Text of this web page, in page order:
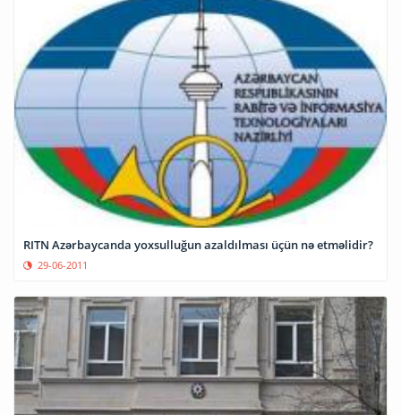
RITN Azərbaycanda yoxsulluğun azaldılması üçün nə etməlidir?
29-06-2011